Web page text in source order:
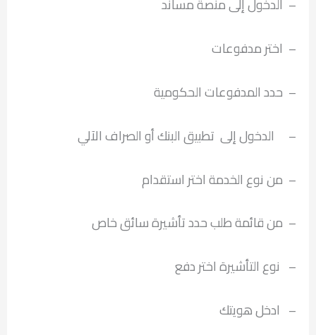
– الدخول إلى منصة مساند
– اختر مدفوعات
– حدد المدفوعات الحكومية
– الدخول إلى تطبيق البنك أو الصراف الآلي
– من نوع الخدمة اختر استقدام
– من قائمة طلب حدد تأشيرة سائق خاص
– نوع التأشيرة اختر دفع
– ادخل هويتك